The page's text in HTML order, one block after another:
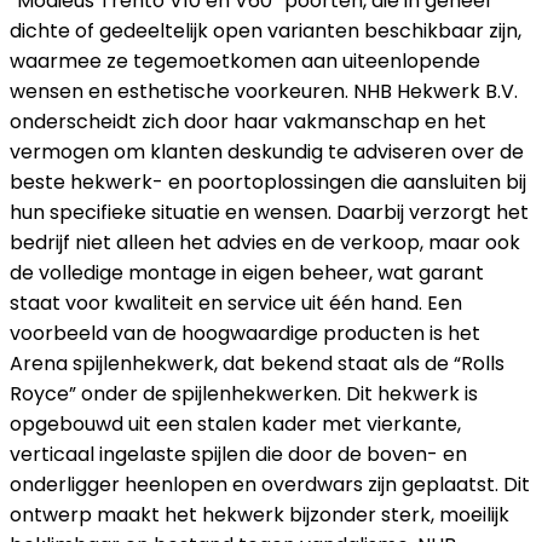
dichte of gedeeltelijk open varianten beschikbaar zijn,
waarmee ze tegemoetkomen aan uiteenlopende
wensen en esthetische voorkeuren. NHB Hekwerk B.V.
onderscheidt zich door haar vakmanschap en het
vermogen om klanten deskundig te adviseren over de
beste hekwerk- en poortoplossingen die aansluiten bij
hun specifieke situatie en wensen. Daarbij verzorgt het
bedrijf niet alleen het advies en de verkoop, maar ook
de volledige montage in eigen beheer, wat garant
staat voor kwaliteit en service uit één hand. Een
voorbeeld van de hoogwaardige producten is het
Arena spijlenhekwerk, dat bekend staat als de “Rolls
Royce” onder de spijlenhekwerken. Dit hekwerk is
opgebouwd uit een stalen kader met vierkante,
verticaal ingelaste spijlen die door de boven- en
onderligger heenlopen en overdwars zijn geplaatst. Dit
ontwerp maakt het hekwerk bijzonder sterk, moeilijk